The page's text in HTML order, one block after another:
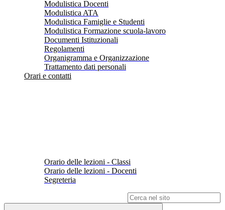
Modulistica Docenti
Modulistica ATA
Modulistica Famiglie e Studenti
Modulistica Formazione scuola-lavoro
Documenti Istituzionali
Regolamenti
Organigramma e Organizzazione
Trattamento dati personali
Orari e contatti
Orario delle lezioni - Classi
Orario delle lezioni - Docenti
Segreteria